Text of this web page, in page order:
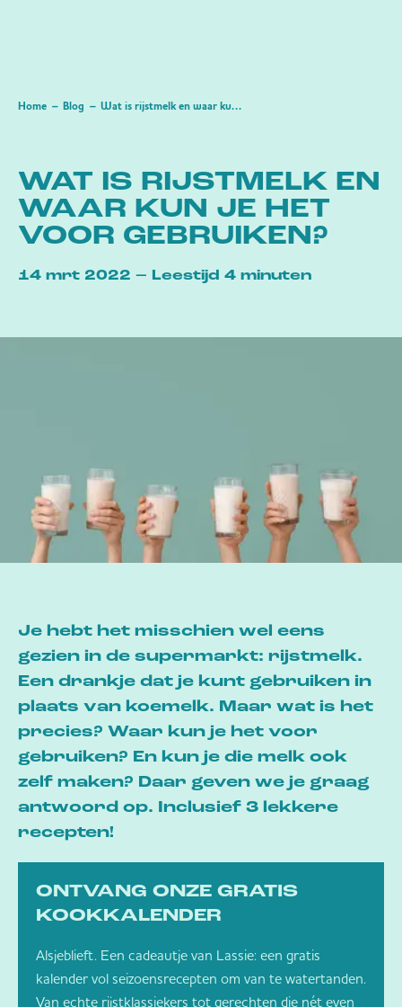
Home Blog Wat is rijstmelk en waar kun je het voor gebruiken?
WAT IS RIJSTMELK EN
WAAR KUN JE HET
VOOR GEBRUIKEN?
14 mrt 2022 – Leestijd 4 minuten
Je hebt het misschien wel eens
gezien in de supermarkt: rijstmelk.
Een drankje dat je kunt gebruiken in
plaats van koemelk. Maar wat is het
precies? Waar kun je het voor
gebruiken? En kun je die melk ook
zelf maken? Daar geven we je graag
antwoord op. Inclusief 3 lekkere
recepten!
ONTVANG ONZE GRATIS
KOOKKALENDER
Alsjeblieft. Een cadeautje van Lassie: een gratis
kalender vol seizoensrecepten om van te watertanden.
Van echte rijstklassiekers tot gerechten die nét even